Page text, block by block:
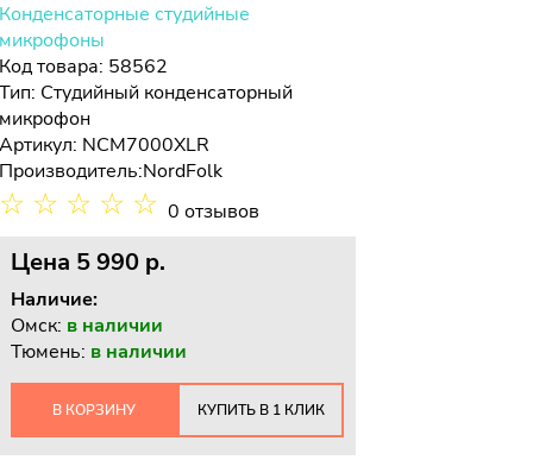
Конденсаторные студийные
микрофоны
Код товара: 58562
Тип: Студийный конденсаторный
микрофон
Артикул: NCM7000XLR
Производитель:NordFolk
☆ ☆ ☆ ☆ ☆ 0 отзывов
Цена 5 990 p.
Наличие:
Омск: в наличии
Тюмень: в наличии
В КОРЗИНУ КУПИТЬ В 1 КЛИК